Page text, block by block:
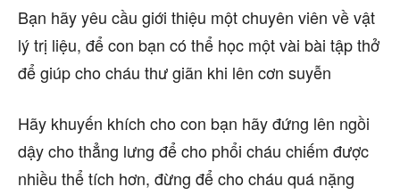
Bạn hãy yêu cầu giới thiệu một chuyên viên về vật
lý trị liệu, để con bạn có thể học một vài bài tập thở
để giúp cho cháu thư giãn khi lên cơn suyễn
Hãy khuyến khích cho con bạn hãy đứng lên ngồi
dậy cho thẳng lưng để cho phổi cháu chiếm được
nhiều thể tích hơn, đừng để cho cháu quá nặng